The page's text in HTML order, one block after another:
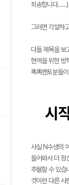
죄송합니다
그러면 각설하
다들 제목을 보
현역을 위한 방
똑똑멘토분들
시
사실 N수생의
들어와서 더 정
추월할 수 있습
것이란 다른 사